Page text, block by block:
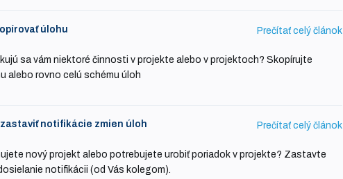
úlohu
sa vám niektoré činnosti v projekte alebo v projektoch? Skopírujte
alebo rovno celú schému úloh
Prečítať celý článok
notifikácie zmien úloh
nový projekt alebo potrebujete urobiť poriadok v projekte? Zastavte
notifikácii (od Vás kolegom).
Prečítať celý článok